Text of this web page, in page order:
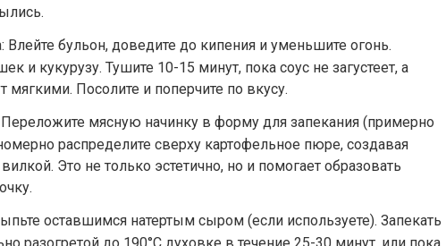
Влейте бульон, доведите до кипения и уменьшите огонь.
и кукурузу. Тушите 10-15 минут, пока соус не загустеет, а
мягкими. Посолите и поперчите по вкусу.
Переложите мясную начинку в форму для запекания (примерно
распределите сверху картофельное пюре, создавая
Это не только эстетично, но и помогает образовать
оставшимся натертым сыром (если используете). Запекать